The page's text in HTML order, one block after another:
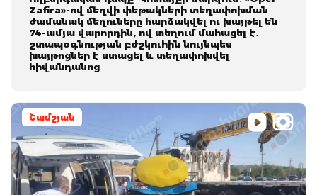
Zafira»-ով մեղվի փեթակների տեղափոխման
ժամանակ մեղուները հարձակվել ու խայթել են
74-ամյա վարորդին, ով տեղում մահացել է․
շտապօգնության բժշկուհին նույնպես
խայթոցներ է ստացել և տեղափոխվել
հիվանդանոց
Շամշյան